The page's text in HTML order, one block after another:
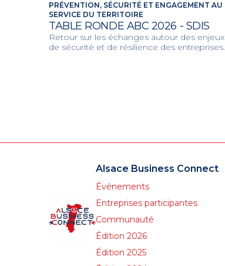
PRÉVENTION, SÉCURITÉ ET ENGAGEMENT AU
SERVICE DU TERRITOIRE
TABLE RONDE ABC 2026 - SDIS
Retour sur les échanges autour des enjeux
de sécurité et de résilience des entreprises.
Alsace Business Connect
Événements
Entreprises participantes
Communauté
Édition 2026
Édition 2025